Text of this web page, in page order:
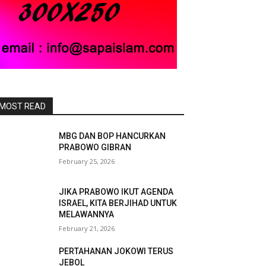
READ
MBG DAN BOP HANCURKAN
PRABOWO GIBRAN
February 25, 2026
JIKA PRABOWO IKUT AGENDA
ISRAEL, KITA BERJIHAD UNTUK
MELAWANNYA
February 21, 2026
PERTAHANAN JOKOWI TERUS
JEBOL